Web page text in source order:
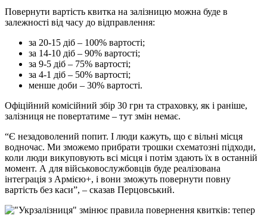
Повернути вартість квитка на залізницю можна буде в
залежності від часу до відправлення:
за 20-15 діб – 100% вартості;
за 14-10 діб – 90% вартості;
за 9-5 діб – 75% вартості;
за 4-1 діб – 50% вартості;
менше доби – 30% вартості.
Офіційний комісійний збір 30 грн та страховку, як і раніше,
залізниця не повертатиме – тут змін немає.
“Є незадоволений попит. І люди кажуть, що є вільні місця
водночас. Ми зможемо прибрати трошки схематозні підходи,
коли люди викуповують всі місця і потім здають їх в останній
момент. А для військовослужбовців буде реалізована
інтеграція з Армією+, і вони зможуть повернути повну
вартість без каси”, – сказав Перцовський.